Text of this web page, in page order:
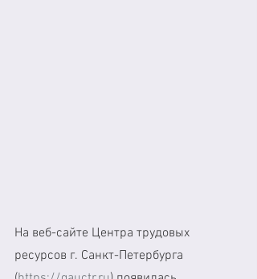
На веб-сайте Центра трудовых
ресурсов г. Санкт-Петербурга